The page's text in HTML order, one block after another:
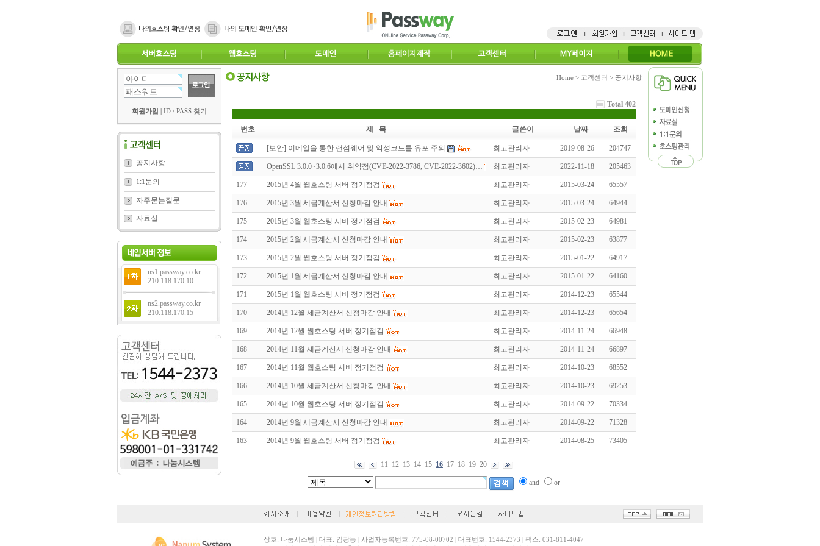
회원가입 | ID / PASS 찾기
공지사항
1:1문의
자주묻는질문
자료실
ns1.passway.co.kr
210.118.170.10
ns2.passway.co.kr
210.118.170.15
Home > 고객센터 > 공지사항
Total 402
번호 제 목 글쓴이 날짜 조회
[보안] 이메일을 통한 랜섬웨어 및 악성코드를 유포 주의 최고관리자 2019-08-26 204747
OpenSSL 3.0.0~3.0.6에서 취약점(CVE-2022-3786, CVE-2022-3602)… 최고관리자 2022-11-18 205463
177 2015년 4월 웹호스팅 서버 정기점검 최고관리자 2015-03-24 65557
176 2015년 3월 세금계산서 신청마감 안내 최고관리자 2015-03-24 64944
175 2015년 3월 웹호스팅 서버 정기점검 최고관리자 2015-02-23 64981
174 2015년 2월 세금계산서 신청마감 안내 최고관리자 2015-02-23 63877
173 2015년 2월 웹호스팅 서버 정기점검 최고관리자 2015-01-22 64917
172 2015년 1월 세금계산서 신청마감 안내 최고관리자 2015-01-22 64160
171 2015년 1월 웹호스팅 서버 정기점검 최고관리자 2014-12-23 65544
170 2014년 12월 세금계산서 신청마감 안내 최고관리자 2014-12-23 65654
169 2014년 12월 웹호스팅 서버 정기점검 최고관리자 2014-11-24 66948
168 2014년 11월 세금계산서 신청마감 안내 최고관리자 2014-11-24 66897
167 2014년 11월 웹호스팅 서버 정기점검 최고관리자 2014-10-23 68552
166 2014년 10월 세금계산서 신청마감 안내 최고관리자 2014-10-23 69253
165 2014년 10월 웹호스팅 서버 정기점검 최고관리자 2014-09-22 70334
164 2014년 9월 세금계산서 신청마감 안내 최고관리자 2014-09-22 71328
163 2014년 9월 웹호스팅 서버 정기점검 최고관리자 2014-08-25 73405
11 12 13 14 15 16 17 18 19 20
and or
상호: 나눔시스템 | 대표: 김광동 | 사업자등록번호: 775-08-00702 | 대표번호: 1544-2373 | 팩스: 031-811-4047